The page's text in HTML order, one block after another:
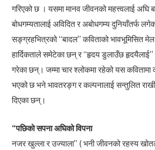
गरिएको छ । यसमा मानव जीवनको महत्त्वलाई अघि
बोधगम्यतालाई अविदित र अबोधगम्य दुनियाँतर्फ
सङ्ग्रहभित्रको “बादल” कविताको भावभूमिसित
हार्दिकताले समेटेका छन् र “हृदय डुलाउँछ
गरेका छन्। जम्मा चार श्लोकमा रहेको यस कवितामा
भएको छ भने भावतरङ्ग र कल्पनालाई सन्तुलित
दिएका छन्।
“पछिको सपना अघिको विपना
नजर खुल्ला र उज्याला” ( भनी जीवनको रहस्य